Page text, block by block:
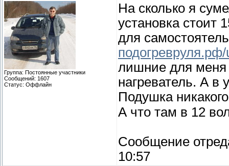
Группа: Постоянные участники
Сообщений: 1607
Статус: Оффлайн
На сколько я
установка стоит
для
лишние для меня
нагреватель. А в
Подушка
А что там в 12
Сообщение
10:57